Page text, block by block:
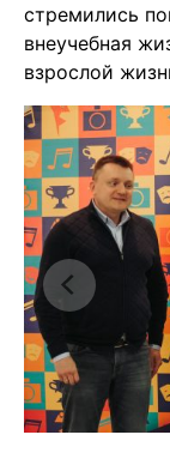
стремились
внеучебная
взрослой